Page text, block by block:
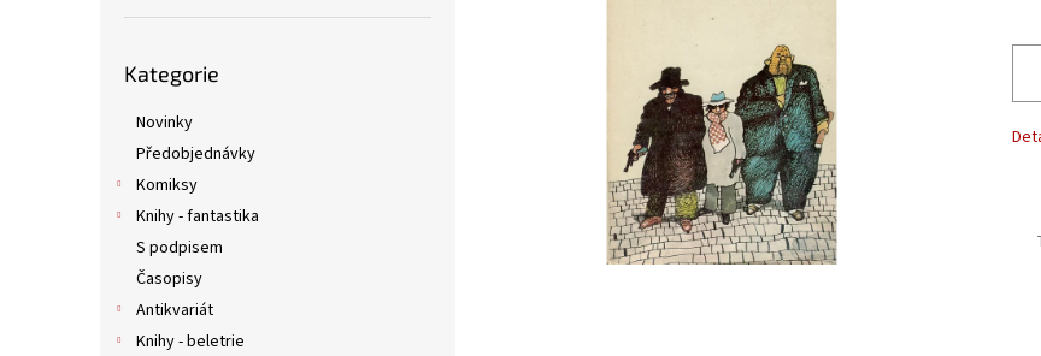
kategorie
Kategorie
Novinky
Předobjednávky
Komiksy
Knihy - fantastika
S podpisem
Časopisy
Antikvariát
Knihy - beletrie